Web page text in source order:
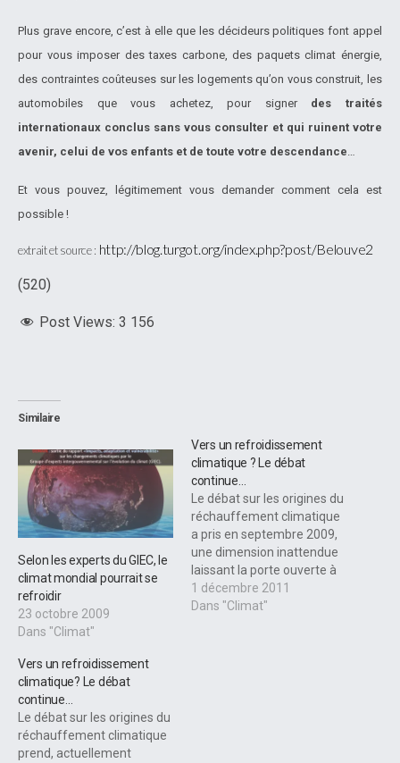
Plus grave encore, c’est à elle que les décideurs politiques font appel
pour vous imposer des taxes carbone, des paquets climat énergie,
des contraintes coûteuses sur les logements qu’on vous construit, les
automobiles que vous achetez, pour signer des traités
internationaux conclus sans vous consulter et qui ruinent votre
avenir, celui de vos enfants et de toute votre descendance…
Et vous pouvez, légitimement vous demander comment cela est
possible !
extrait et source : http://blog.turgot.org/index.php?post/Belouve2
(520)
Post Views: 3 156
Similaire
Selon les experts du GIEC, le
climat mondial pourrait se
refroidir
23 octobre 2009
Dans "Climat"
Vers un refroidissement
climatique ? Le débat
continue…
Le débat sur les origines du
réchauffement climatique
a pris en septembre 2009,
une dimension inattendue
laissant la porte ouverte à
bien des interrogations... Et
vous, qu'en pensez vous ?
1 décembre 2011
Dans "Climat"
Vers un refroidissement
climatique? Le débat
continue…
Le débat sur les origines du
réchauffement climatique
prend, actuellement